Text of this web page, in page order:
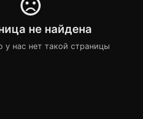
не найдена
у нас нет такой страницы